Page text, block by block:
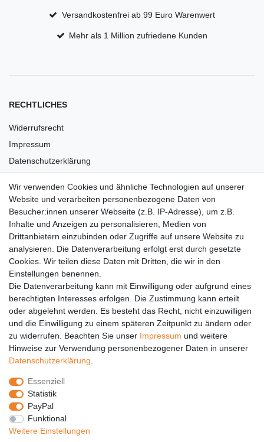
Versandkostenfrei ab 99 Euro Warenwert
Mehr als 1 Million zufriedene Kunden
RECHTLICHES
Widerrufsrecht
Impressum
Datenschutzerklärung
Versandkosten
Barrierefreiheit
Anleitungen
Vertrag widerrufen
PARTNER
DHL
GLS
PaketPLUS
SPONSORING
Malchower SV 90
Malchower Wölfe
ZERTIFIKATE
Wir verwenden Cookies und ähnliche Technologien auf unserer
Website und verarbeiten personenbezogene Daten von
Besucher:innen unserer Webseite (z.B. IP-Adresse), um z.B.
Inhalte und Anzeigen zu personalisieren, Medien von
Drittanbietern einzubinden oder Zugriffe auf unsere Website zu
analysieren. Die Datenverarbeitung erfolgt erst durch gesetzte
Cookies. Wir teilen diese Daten mit Dritten, die wir in den
Einstellungen benennen.
Die Datenverarbeitung kann mit Einwilligung oder aufgrund eines
berechtigten Interesses erfolgen. Die Zustimmung kann erteilt
oder abgelehnt werden. Es besteht das Recht, nicht einzuwilligen
und die Einwilligung zu einem späteren Zeitpunkt zu ändern oder
zu widerrufen. Beachten Sie unser Impressum und weitere
Hinweise zur Verwendung personenbezogener Daten in unserer
Daten­schutz­erklärung
Essenziell
Statistik
PayPal
Funktional
Weitere Einstellungen